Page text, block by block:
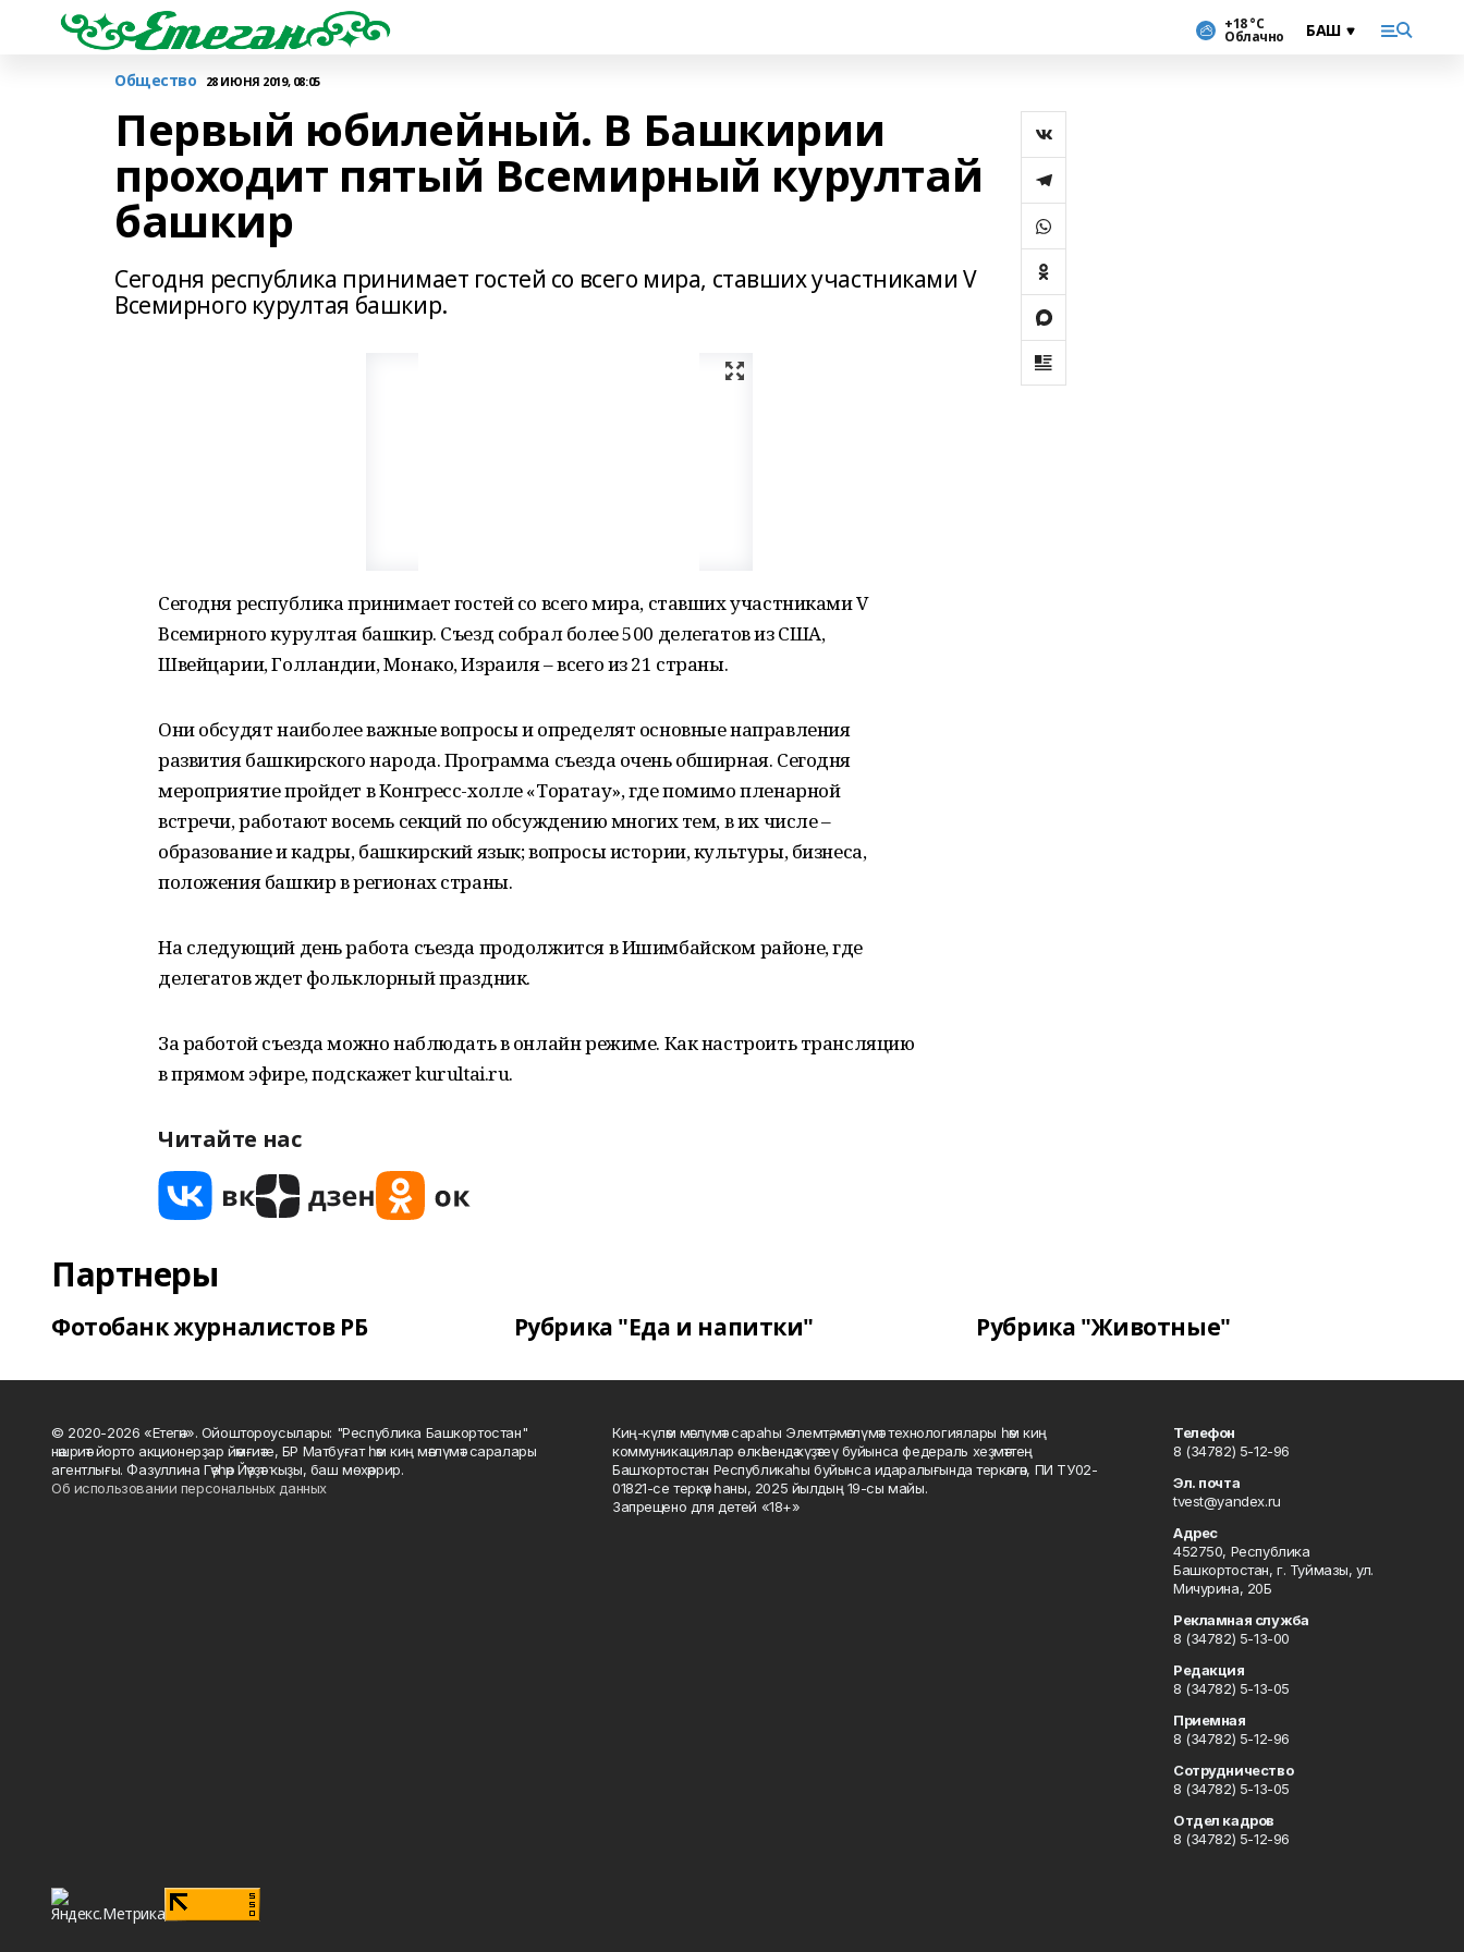
+18 °С
Облачно
Общество 28 ИЮНЯ 2019, 08:05
Первый юбилейный. В Башкирии
проходит пятый Всемирный курултай
башкир
Сегодня республика принимает гостей со всего мира, ставших участниками V
Всемирного курултая башкир.
Сегодня республика принимает гостей со всего мира, ставших участниками V
Всемирного курултая башкир. Съезд собрал более 500 делегатов из США,
Швейцарии, Голландии, Монако, Израиля – всего из 21 страны.
Они обсудят наиболее важные вопросы и определят основные направления
развития башкирского народа. Программа съезда очень обширная. Сегодня
мероприятие пройдет в Конгресс-холле «Торатау», где помимо пленарной
встречи, работают восемь секций по обсуждению многих тем, в их числе –
образование и кадры, башкирский язык; вопросы истории, культуры, бизнеса,
положения башкир в регионах страны.
На следующий день работа съезда продолжится в Ишимбайском районе, где
делегатов ждет фольклорный праздник.
За работой съезда можно наблюдать в онлайн режиме. Как настроить трансляцию
в прямом эфире, подскажет kurultai.ru.
Читайте нас
Партнеры
Фотобанк журналистов РБ Рубрика "Еда и напитки" Рубрика "Животные"
© 2020-2026 «Етегән». Ойоштороусылары: "Республика Башкортостан"
нәшриәт йорто акционерҙар йәмғиәте, БР Матбуғат һәм киң мәғлүмәт саралары
агентлығы. Фазуллина Гәүһәр Йәүҙәт ҡыҙы, баш мөхәррир.
Об использовании персональных данных
Киң-күләм мәғлүмәт сараһы Элемтә, мәғлүмәт технологиялары һәм киң
коммуникациялар өлкәһендә күҙәтеү буйынса федераль хеҙмәттең
Башҡортостан Республикаһы буйынса идаралығында теркәлгән, ПИ ТУ02-
01821-се теркәү һаны, 2025 йылдың 19-сы майы.
Запрещено для детей «18+»
Телефон
8 (34782) 5-12-96
Эл. почта
tvest@yandex.ru
Адрес
452750, Республика
Башкортостан, г. Туймазы, ул.
Мичурина, 20Б
Рекламная служба
8 (34782) 5-13-00
Редакция
8 (34782) 5-13-05
Приемная
8 (34782) 5-12-96
Сотрудничество
8 (34782) 5-13-05
Отдел кадров
8 (34782) 5-12-96